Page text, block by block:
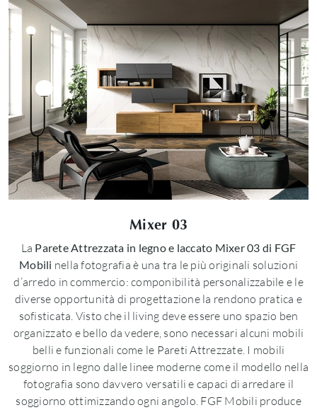
Mixer 03
La Parete Attrezzata in legno e laccato Mixer 03 di FGF
Mobili nella fotografia è una tra le più originali soluzioni
d’arredo in commercio: componibilità personalizzabile e le
diverse opportunità di progettazione la rendono pratica e
sofisticata. Visto che il living deve essere uno spazio ben
organizzato e bello da vedere, sono necessari alcuni mobili
belli e funzionali come le Pareti Attrezzate. I mobili
soggiorno in legno dalle linee moderne come il modello nella
fotografia sono davvero versatili e capaci di arredare il
soggiorno ottimizzando ogni angolo. FGF Mobili produce